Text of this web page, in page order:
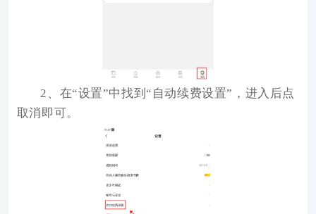
2、在“设置”中找到“自动续费设置”，进入后点
取消即可。